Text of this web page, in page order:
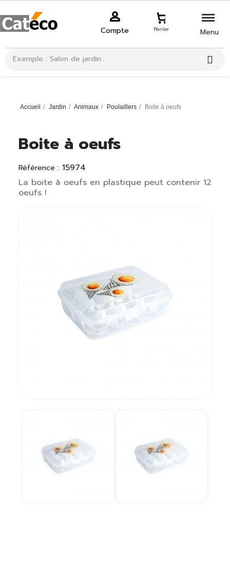
Compte Panier Menu
Accueil Jardin Animaux Poulaillers Boite à oeufs
Boite à oeufs
Référence : 15974
La boite à oeufs en plastique peut contenir 12
oeufs !